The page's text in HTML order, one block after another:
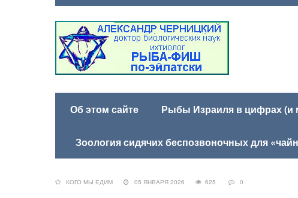
Об этом сайте Рыбы Израиля в цифрах (и
Зоология сидячих беспозвоночных для
КОГО МЫ ЕДИМ 05 ЯНВАРЯ 2026 625 0